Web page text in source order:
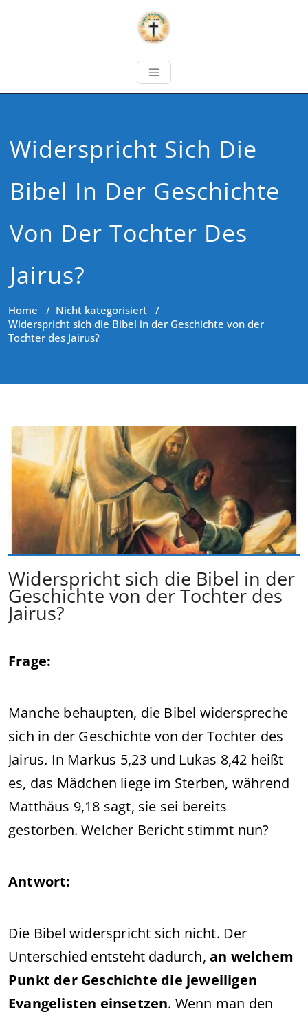
Widerspricht Sich Die
Bibel In Der Geschichte
Von Der Tochter Des
Jairus?
Home / Nicht kategorisiert /
Widerspricht sich die Bibel in der Geschichte von der
Tochter des Jairus?
Widerspricht sich die Bibel in der
Geschichte von der Tochter des
Jairus?
Frage:
Manche behaupten, die Bibel widerspreche
sich in der Geschichte von der Tochter des
Jairus. In Markus 5,23 und Lukas 8,42 heißt
es, das Mädchen liege im Sterben, während
Matthäus 9,18 sagt, sie sei bereits
gestorben. Welcher Bericht stimmt nun?
Antwort:
Die Bibel widerspricht sich nicht. Der
Unterschied entsteht dadurch, an welchem
Punkt der Geschichte die jeweiligen
Evangelisten einsetzen. Wenn man den